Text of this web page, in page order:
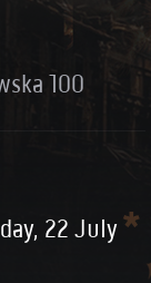
100
22 July